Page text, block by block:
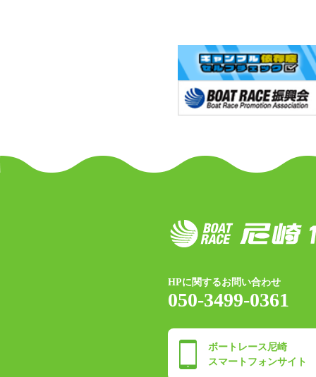
HPに関するお問い合わせ
050-3499-0361
ボートレース尼崎
スマートフォンサイト